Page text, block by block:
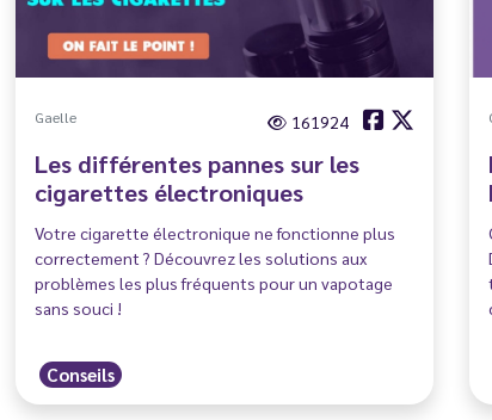
Gaelle 161924
Les différentes pannes sur les
cigarettes électroniques
Votre cigarette électronique ne fonctionne plus
correctement ? Découvrez les solutions aux
problèmes les plus fréquents pour un vapotage
sans souci !
Conseils